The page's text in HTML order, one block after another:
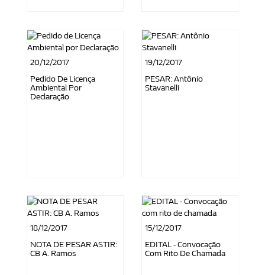
20/12/2017
Pedido De Licença
Ambiental Por
Declaração
19/12/2017
PESAR: Antônio
Stavanelli
18/12/2017
NOTA DE PESAR ASTIR:
CB A. Ramos
15/12/2017
EDITAL - Convocação
Com Rito De Chamada